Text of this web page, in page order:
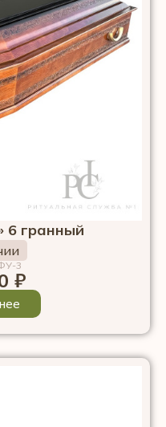
6 гранный
3
₽